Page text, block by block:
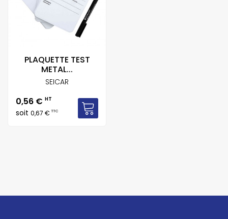
PLAQUETTE TEST
METAL...
SEICAR
Prix
0,56 € HT
soit 0,67 €TTC